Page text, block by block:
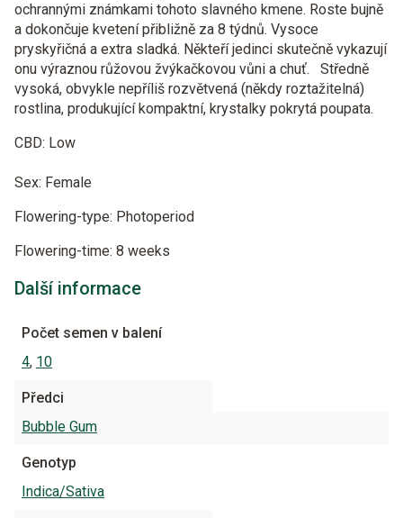
ochrannými známkami tohoto slavného kmene. Roste bujně
a dokončuje kvetení přibližně za 8 týdnů. Vysoce
pryskyřičná a extra sladká. Někteří jedinci skutečně vykazují
onu výraznou růžovou žvýkačkovou vůni a chuť. Středně
vysoká, obvykle nepříliš rozvětvená (někdy roztažitelná)
rostlina, produkující kompaktní, krystalky pokrytá poupata.
CBD: Low
Sex: Female
Flowering-type: Photoperiod
Flowering-time: 8 weeks
Další informace
Počet semen v balení
4, 10
Předci
Bubble Gum
Genotyp
Indica/Sativa